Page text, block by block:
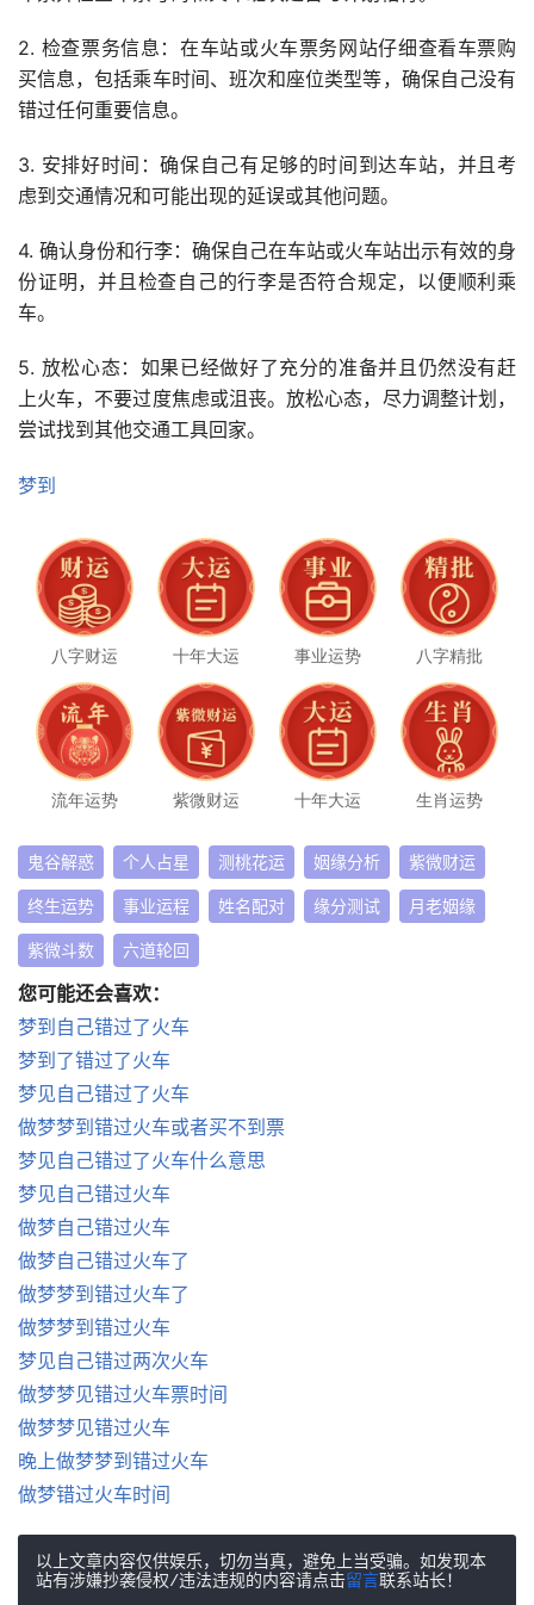
2. 检查票务信息：在车站或火车票务网站仔细查看车票购
买信息，包括乘车时间、班次和座位类型等，确保自己没有
错过任何重要信息。
3. 安排好时间：确保自己有足够的时间到达车站，并且考
虑到交通情况和可能出现的延误或其他问题。
4. 确认身份和行李：确保自己在车站或火车站出示有效的身
份证明，并且检查自己的行李是否符合规定，以便顺利乘
车。
5. 放松心态：如果已经做好了充分的准备并且仍然没有赶
上火车，不要过度焦虑或沮丧。放松心态，尽力调整计划，
尝试找到其他交通工具回家。
梦到
八字财运 十年大运 事业运势 八字精批
流年运势 紫微财运 十年大运 生肖运势
鬼谷解惑 个人占星 测桃花运 姻缘分析 紫微财运
终生运势 事业运程 姓名配对 缘分测试 月老姻缘
紫微斗数 六道轮回
您可能还会喜欢：
梦到自己错过了火车
梦到了错过了火车
梦见自己错过了火车
做梦梦到错过火车或者买不到票
梦见自己错过了火车什么意思
梦见自己错过火车
做梦自己错过火车
做梦自己错过火车了
做梦梦到错过火车了
做梦梦到错过火车
梦见自己错过两次火车
做梦梦见错过火车票时间
做梦梦见错过火车
晚上做梦梦到错过火车
做梦错过火车时间
以上文章内容仅供娱乐，切勿当真，避免上当受骗。如发现本
站有涉嫌抄袭侵权/违法违规的内容请点击留言联系站长！